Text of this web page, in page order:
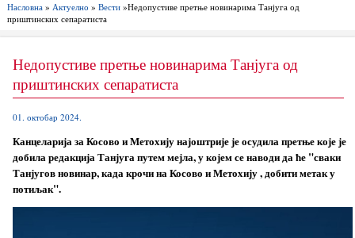
Насловна» Актуелно » Вести»Недопустиве претње новинарима Танјуга од
приштинских сепаратиста
Недопустиве претње новинарима Танјуга од
приштинских сепаратиста
01. октобар 2024.
Канцеларија за Косово и Метохију најоштрије је осудила претње које је
добила редакција Танјуга путем мејла, у којем се наводи да ће "сваки
Танјугов новинар, када крочи на Косово и Метохију , добити метак у
потиљак".